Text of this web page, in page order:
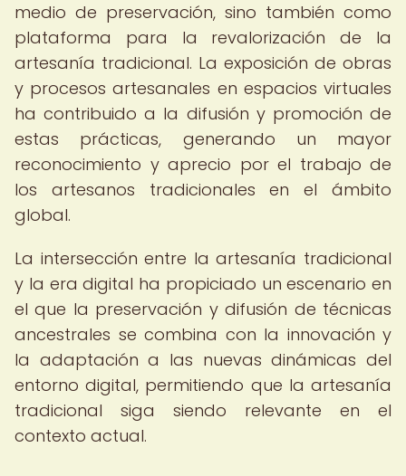
medio de preservación, sino también como
plataforma para la revalorización de la
artesanía tradicional. La exposición de obras
y procesos artesanales en espacios virtuales
ha contribuido a la difusión y promoción de
estas prácticas, generando un mayor
reconocimiento y aprecio por el trabajo de
los artesanos tradicionales en el ámbito
global.
La intersección entre la artesanía tradicional
y la era digital ha propiciado un escenario en
el que la preservación y difusión de técnicas
ancestrales se combina con la innovación y
la adaptación a las nuevas dinámicas del
entorno digital, permitiendo que la artesanía
tradicional siga siendo relevante en el
contexto actual.